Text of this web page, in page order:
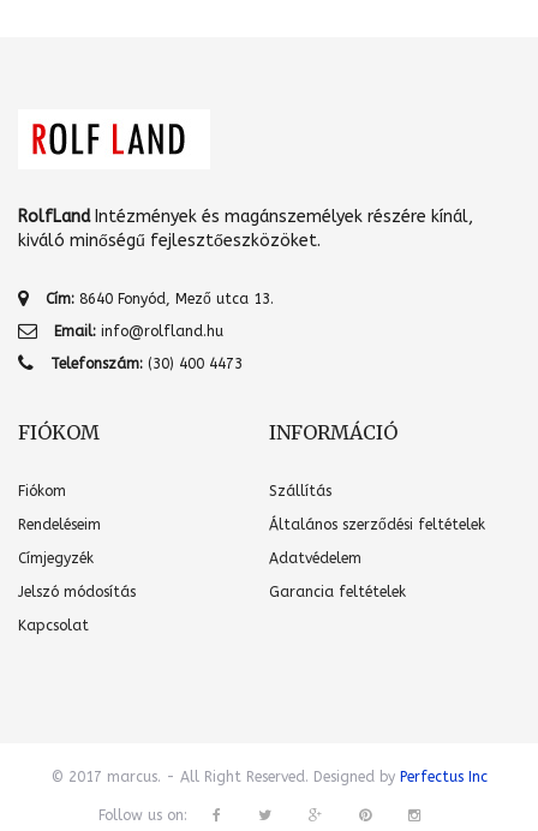
RolfLandIntézmények és magánszemélyek részére kínál,
kiváló minőségű fejlesztőeszközöket.
Cím: 8640 Fonyód, Mező utca 13.
Email: info@rolfland.hu
Telefonszám: (30) 400 4473
FIÓKOM
Fiókom
Rendeléseim
Címjegyzék
Jelszó módosítás
Kapcsolat
INFORMÁCIÓ
Szállítás
Általános szerződési feltételek
Adatvédelem
Garancia feltételek
© 2017 marcus. - All Right Reserved. Designed by Perfectus Inc
Follow us on: